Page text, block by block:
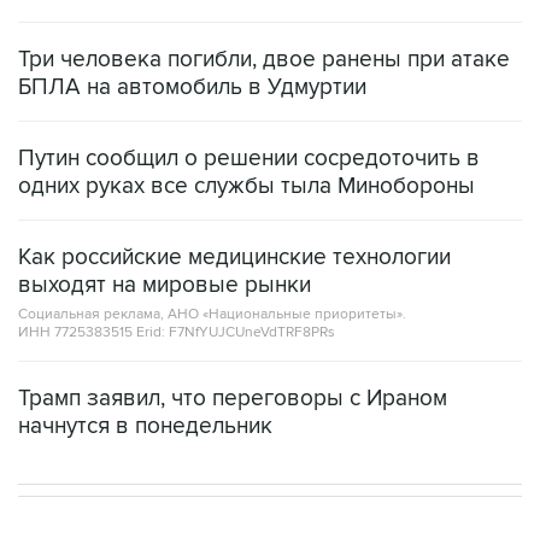
Три человека погибли, двое ранены при атаке
БПЛА на автомобиль в Удмуртии
Путин сообщил о решении сосредоточить в
одних руках все службы тыла Минобороны
Как российские медицинские технологии
выходят на мировые рынки
Социальная реклама, АНО «Национальные приоритеты».
ИНН 7725383515 Erid: F7NfYUJCUneVdTRF8PRs
Трамп заявил, что переговоры с Ираном
начнутся в понедельник